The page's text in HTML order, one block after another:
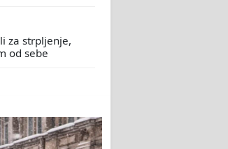
za strpljenje,
od sebe